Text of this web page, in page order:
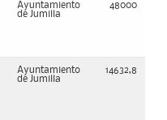
Ayuntamiento
de Jumilla
48000
Ayuntamiento
de Jumilla
14632,8